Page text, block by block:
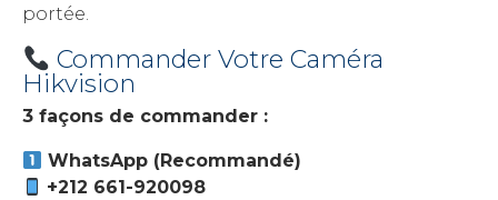
portée.
Commander Votre Caméra
Hikvision
3 façons de commander :
WhatsApp (Recommandé)
+212 661-920098